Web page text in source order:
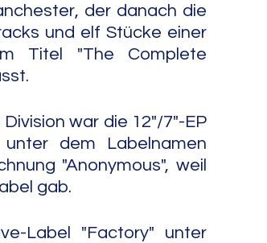
der danach die
und elf Stücke einer
Titel "The Complete
war die 12"/7"-EP
dem Labelnamen
"Anonymous", weil
gab.
Label "Factory" unter